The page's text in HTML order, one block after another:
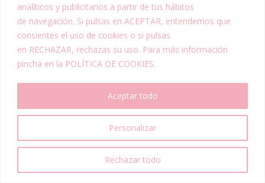
analíticos y publicitarios a partir de tus hábitos
de navegación. Si pulsas en ACEPTAR, entendemos que
consientes el uso de cookies o si pulsas
en RECHAZAR, rechazas su uso. Para más información
pincha en la POLÍTICA DE COOKIES.
Personalizar
Rechazar todo
Aceptar todo
© Dulce Sophie | Todos los derechos
|Política de Cookies
Accesibilidad